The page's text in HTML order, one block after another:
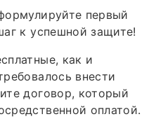
первый
к успешной защите!
как и
внести
договор, который
оплатой.